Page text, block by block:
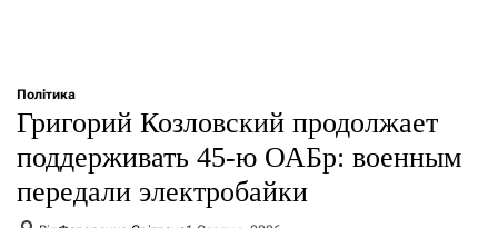
Політика
Григорий Козловский продолжает
поддерживать 45-ю ОАБр: военным
передали электробайки